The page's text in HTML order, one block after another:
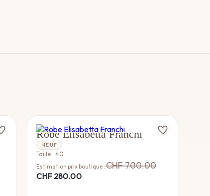
ELISABETTA FRANCHI
Robe Elisabetta Franchi
NEUF
Taille : 40
Estimation prix boutique :CHF700.00
CHF280.00